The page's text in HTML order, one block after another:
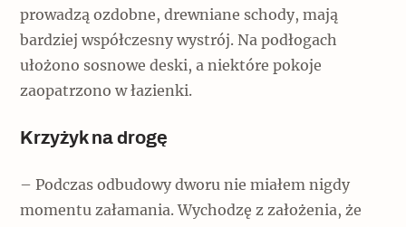
prowadzą ozdobne, drewniane schody, mają
bardziej współczesny wystrój. Na podłogach
ułożono sosnowe deski, a niektóre pokoje
zaopatrzono w łazienki.
Krzyżyk na drogę
– Podczas odbudowy dworu nie miałem nigdy
momentu załamania. Wychodzę z założenia, że